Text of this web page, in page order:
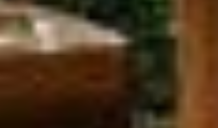
Übermittlung nicht statt. Weitere Informationen erhalten
Sie in unseren Datenschutzhinweisen.
Ausführlich informieren wir Sie darüber gerne hier:
Datenschutz
Impressum